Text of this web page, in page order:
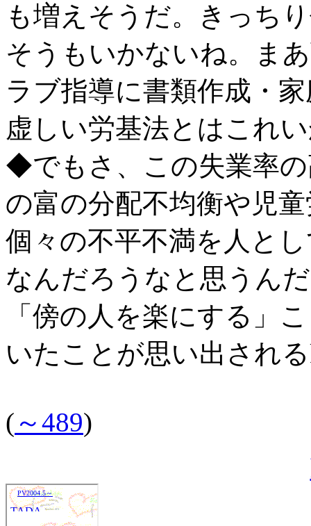
も増えそうだ。きっち
そうもいかないね。ま
ラブ指導に書類作成・
虚しい労基法とはこれ
◆でもさ、この失業率
の富の分配不均衡や児
個々の不平不満を人と
なんだろうなと思うん
「傍の人を楽にする」
いたことが思い出され
( ～489)